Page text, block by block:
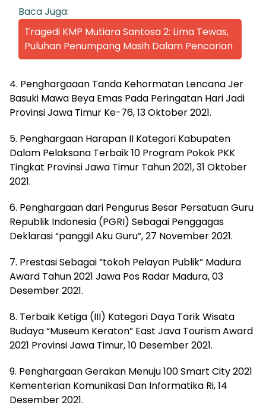
Baca Juga:
Tragedi KMP Mutiara Santosa 2: Lima Tewas,
Puluhan Penumpang Masih Dalam Pencarian
4. Penghargaaan Tanda Kehormatan Lencana Jer
Basuki Mawa Beya Emas Pada Peringatan Hari Jadi
Provinsi Jawa Timur Ke-76, 13 Oktober 2021.
5. Penghargaan Harapan II Kategori Kabupaten
Dalam Pelaksana Terbaik 10 Program Pokok PKK
Tingkat Provinsi Jawa Timur Tahun 2021, 31 Oktober
2021.
6. Penghargaan dari Pengurus Besar Persatuan Guru
Republik Indonesia (PGRI) Sebagai Penggagas
Deklarasi “panggil Aku Guru”, 27 November 2021.
7. Prestasi Sebagai ”tokoh Pelayan Publik” Madura
Award Tahun 2021 Jawa Pos Radar Madura, 03
Desember 2021.
8. Terbaik Ketiga (III) Kategori Daya Tarik Wisata
Budaya “Museum Keraton” East Java Tourism Award
2021 Provinsi Jawa Timur, 10 Desember 2021.
9. Penghargaan Gerakan Menuju 100 Smart City 2021
Kementerian Komunikasi Dan Informatika Ri, 14
Desember 2021.